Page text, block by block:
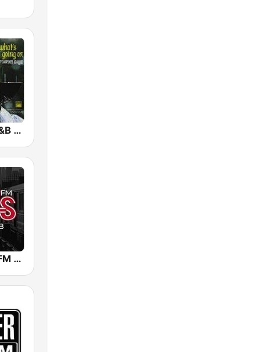
GotRadio - R&B Classics
WBLS 107.5 FM (US Only)